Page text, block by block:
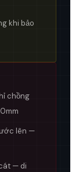
khi bảo
chồng
lên —
— di